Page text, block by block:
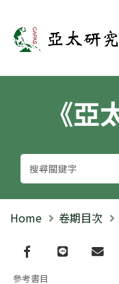
亞太研究
《亞
Home 卷期目次
Facebook
line email
參考書目